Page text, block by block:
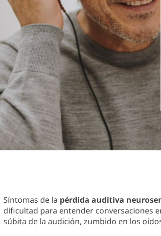
Síntomas de la pérdida auditiva
dificultad para entender conversaciones
súbita de la audición, zumbido en los